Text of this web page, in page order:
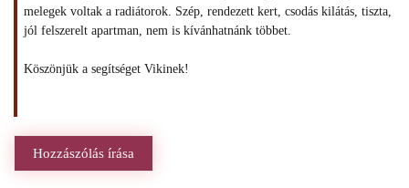
melegek voltak a radiátorok. Szép, rendezett kert, csodás kilátás, tiszta,
jól felszerelt apartman, nem is kívánhatnánk többet.
Köszönjük a segítséget Vikinek!
Hozzászólás írása